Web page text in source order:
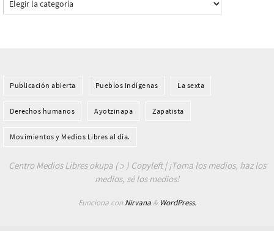
Publicación abierta Pueblos Indí­genas La sexta
Derechos humanos Ayotzinapa Zapatista
Movimientos y Medios Libres al día.
Centro Medios Libres okupa ( ɔ ) Copyleft | ¡Toma los medios, haz los
medios, sé los medios!
Funciona con Nirvana& WordPress.